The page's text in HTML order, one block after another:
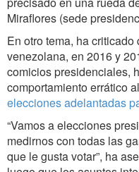
Miraflores (sede
En otro tema, ha
venezolana, en 2016 y
comicios presidenciales,
comportamiento errático
elecciones adelantadas
“Vamos a elecciones
medirnos con todas las
que le gusta votar”, ha